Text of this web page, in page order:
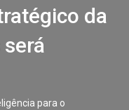
da
para o